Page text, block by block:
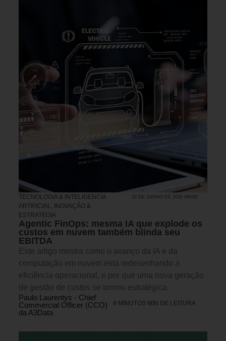
TECNOLOGIA & INTELIGENCIA
ARTIFICIAL,
INOVAÇÃO &
ESTRATÉGIA
22 DE JUNHO DE 2026 09H00
Agentic FinOps: mesma IA que explode os
custos em nuvem também blinda seu
EBITDA
Este artigo mostra como o avanço da IA e da
computação em nuvem está redesenhando a
eficiência operacional, e por que uma nova geração
de gestão de custos se tornou estratégica.
Paulo Laurentys - Chief
Commercial Officer (CCO)
da A3Data
4 MINUTOS MIN DE LEITURA